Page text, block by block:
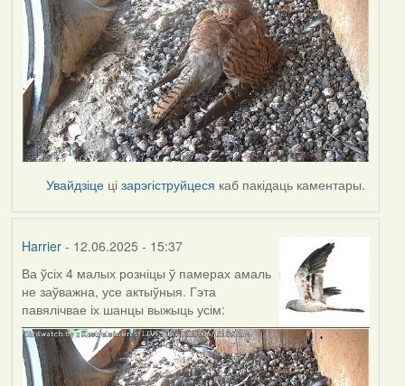
Увайдзіце цізарэгіструйцеся каб пакідаць каментары.
Harrier- 12.06.2025 - 15:37
Ва ўсіх 4 малых розніцы ў памерах амаль
не заўважна, усе актыўныя. Гэта
павялічвае іх шанцы выжыць усім: